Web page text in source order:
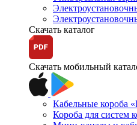
Скачать каталог
Скачать мобильный
Кабельные короба
Короба для систем